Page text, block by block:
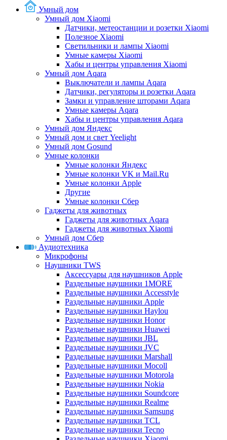
Умный дом
Умный дом Xiaomi
Датчики, метеостанции и розетки Xiaomi
Полезное Xiaomi
Светильники и лампы Xiaomi
Умные камеры Xiaomi
Хабы и центры управления Xiaomi
Умный дом Aqara
Выключатели и лампы Aqara
Датчики, регуляторы и розетки Aqara
Замки и управление шторами Aqara
Умные камеры Aqara
Хабы и центры управления Aqara
Умный дом Яндекс
Умный дом и свет Yeelight
Умный дом Gosund
Умные колонки
Умные колонки Яндекс
Умные колонки VK и Mail.Ru
Умные колонки Apple
Другие
Умные колонки Сбер
Гаджеты для животных
Гаджеты для животных Aqara
Гаджеты для животных Xiaomi
Умный дом Сбер
Аудиотехника
Микрофоны
Наушники TWS
Аксессуары для наушников Apple
Раздельные наушники 1MORE
Раздельные наушники Accesstyle
Раздельные наушники Apple
Раздельные наушники Haylou
Раздельные наушники Honor
Раздельные наушники Huawei
Раздельные наушники JBL
Раздельные наушники JVC
Раздельные наушники Marshall
Раздельные наушники Mocoll
Раздельные наушники Motorola
Раздельные наушники Nokia
Раздельные наушники Soundcore
Раздельные наушники Realme
Раздельные наушники Samsung
Раздельные наушники TCL
Раздельные наушники Tecno